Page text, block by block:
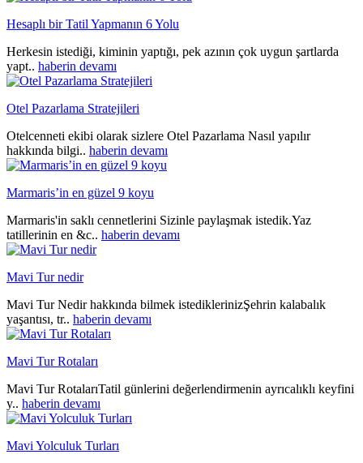
Hesaplı bir Tatil Yapmanın 6 Yolu
Herkesin istediği, kiminin yaptığı, pek azının çok uygun şartlarda
yapt.. haberin devamı
Otel Pazarlama Stratejileri
Otelcenneti ekibi olarak sizlere Otel Pazarlama Nasıl yapılır
hakkında bilgi.. haberin devamı
Marmaris’in en güzel 9 koyu
Marmaris'in saklı cennetlerini Sizinle paylaşmak istedik.Yaz
tatillerinin en &c.. haberin devamı
Mavi Tur nedir
Mavi Tur Nedir hakkında bilmek istediklerinizŞehrin kalabalık
yaşantısı, tr.. haberin devamı
Mavi Tur Rotaları
Mavi Tur RotalarıTatil günlerini değerlendirmenin ayrıcalıklı keyfini
y.. haberin devamı
Mavi Yolculuk Turları